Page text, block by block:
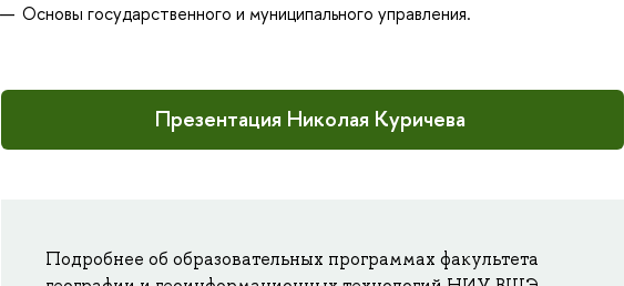
Основы государственного и муниципального управления.
Презентация Николая Куричева
Подробнее об образовательных программах факультета